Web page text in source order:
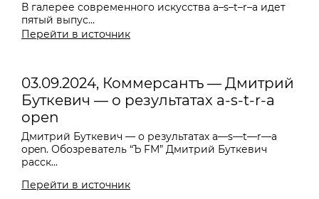
В галерее современного искусства a–s–t–r–a идет
пятый выпус...
Перейти в источник
03.09.2024, Коммерсантъ — Дмитрий
Буткевич — о результатах a-s-t-r-a
open
Дмитрий Буткевич — о результатах a—s—t—r—a
open. Обозреватель “Ъ FM” Дмитрий Буткевич
расск...
Перейти в источник